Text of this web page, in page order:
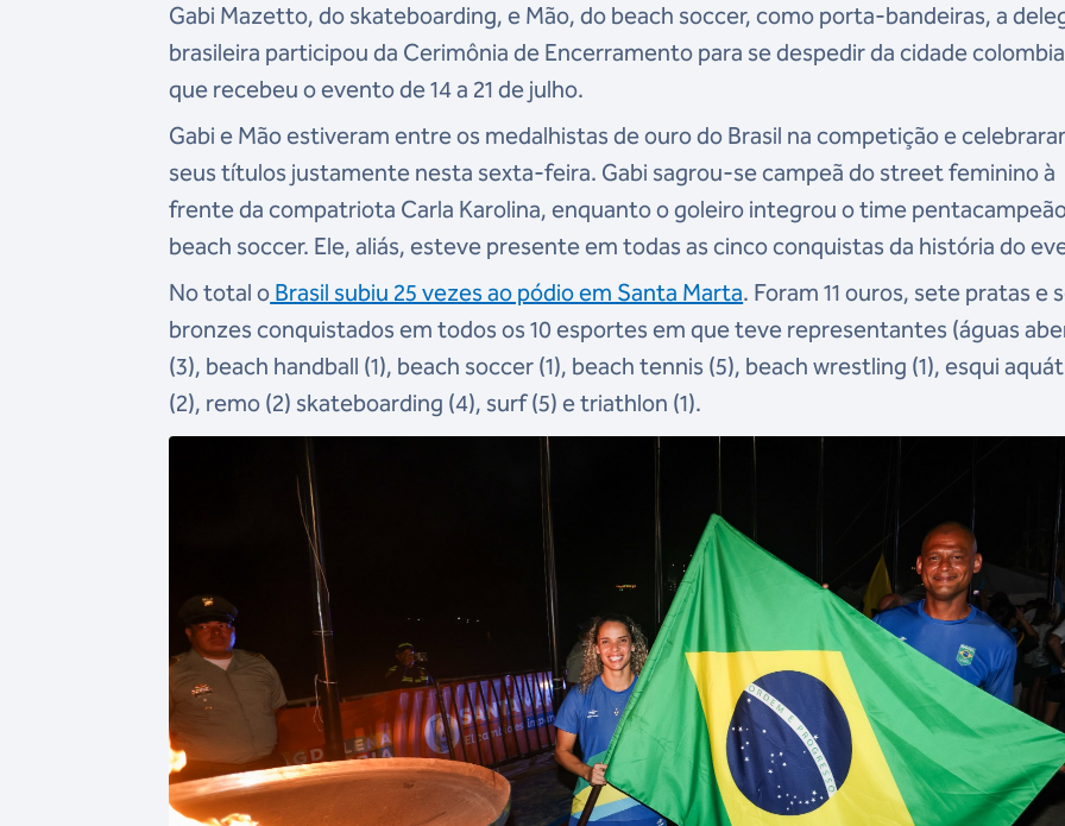
Gabi Mazetto, do skateboarding, e Mão, do beach soccer, como porta-bandeiras, a
brasileira participou da Cerimônia de Encerramento para se despedir da cidade
que recebeu o evento de 14 a 21 de julho.
Gabi e Mão estiveram entre os medalhistas de ouro do Brasil na competição e
seus títulos justamente nesta sexta-feira. Gabi sagrou-se campeã do street feminino à
frente da compatriota Carla Karolina, enquanto o goleiro integrou o time
beach soccer. Ele, aliás, esteve presente em todas as cinco conquistas da história do
No total o Brasil subiu 25 vezes ao pódio em Santa Marta. Foram 11 ouros, sete pratas e
bronzes conquistados em todos os 10 esportes em que teve representantes (águas
(3), beach handball (1), beach soccer (1), beach tennis (5), beach wrestling (1), esqui
(2), remo (2) skateboarding (4), surf (5) e triathlon (1).